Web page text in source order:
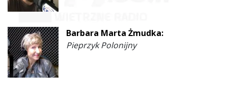
Barbara Marta Żmudka:
Pieprzyk Polonijny